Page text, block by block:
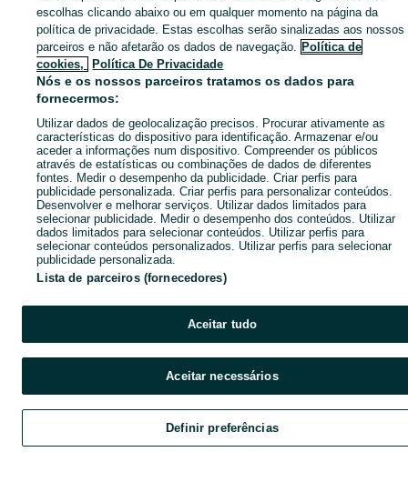
Explorar Favoritos Vender Chat
escolhas clicando abaixo ou em qualquer momento na página da
política de privacidade. Estas escolhas serão sinalizadas aos nossos
parceiros e não afetarão os dados de navegação. Política de
cookies,
Política De Privacidade
Nós e os nossos parceiros tratamos os dados para
fornecermos:
Utilizar dados de geolocalização precisos. Procurar ativamente as
características do dispositivo para identificação. Armazenar e/ou
aceder a informações num dispositivo. Compreender os públicos
através de estatísticas ou combinações de dados de diferentes
fontes. Medir o desempenho da publicidade. Criar perfis para
publicidade personalizada. Criar perfis para personalizar conteúdos.
Desenvolver e melhorar serviços. Utilizar dados limitados para
selecionar publicidade. Medir o desempenho dos conteúdos. Utilizar
dados limitados para selecionar conteúdos. Utilizar perfis para
selecionar conteúdos personalizados. Utilizar perfis para selecionar
publicidade personalizada.
Lista de parceiros (fornecedores)
Aceitar tudo
Aceitar necessários
Definir preferências